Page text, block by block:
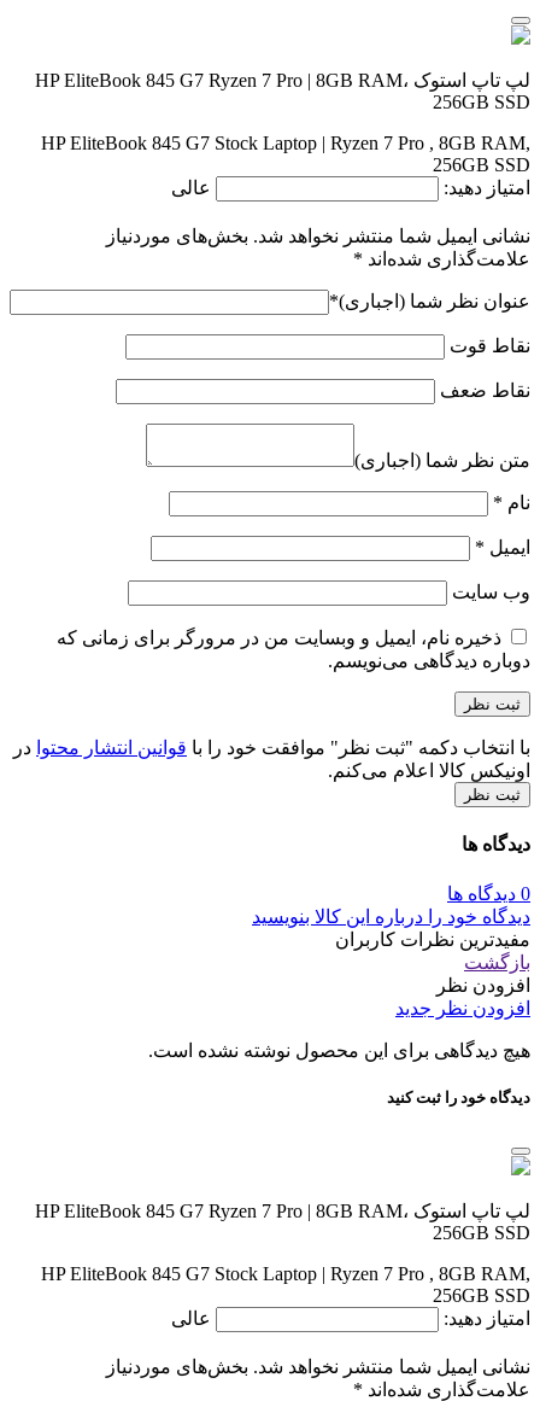
لپ تاپ استوک HP EliteBook 845 G7 Ryzen 7 Pro | 8GB RAM،
256GB SSD
HP EliteBook 845 G7 Stock Laptop | Ryzen 7 Pro , 8GB RAM,
256GB SSD
امتیاز دهید:
عالی
نشانی ایمیل شما منتشر نخواهد شد. بخش‌های موردنیاز
علامت‌گذاری شده‌اند *
عنوان نظر شما (اجباری)*
نقاط قوت
نقاط ضعف
متن نظر شما (اجباری)
نام *
ایمیل *
وب‌ سایت
ذخیره نام، ایمیل و وبسایت من در مرورگر برای زمانی که
دوباره دیدگاهی می‌نویسم.
با انتخاب دکمه "ثبت نظر" موافقت خود را با قوانین انتشار محتوا در
اونیکس کالا اعلام می‌کنم.
ثبت نظر
دیدگاه ها
0 دیدگاه ها
دیدگاه خود را درباره این کالا بنویسید
مفیدترین نظرات کاربران
بازگشت
افزودن نظر
افزودن نظر جدید
هیچ دیدگاهی برای این محصول نوشته نشده است.
دیدگاه خود را ثبت کنید
لپ تاپ استوک HP EliteBook 845 G7 Ryzen 7 Pro | 8GB RAM،
256GB SSD
HP EliteBook 845 G7 Stock Laptop | Ryzen 7 Pro , 8GB RAM,
256GB SSD
امتیاز دهید:
عالی
نشانی ایمیل شما منتشر نخواهد شد. بخش‌های موردنیاز
علامت‌گذاری شده‌اند *